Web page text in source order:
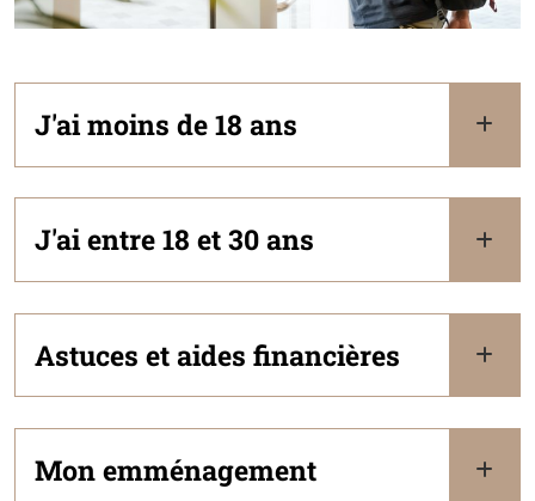
J'ai moins de 18 ans
J'ai entre 18 et 30 ans
Astuces et aides financières
Mon emménagement